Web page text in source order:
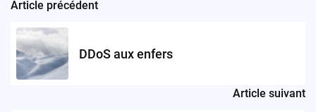
Post
navigation
Article précédent
DDoS aux enfers
Article suivant